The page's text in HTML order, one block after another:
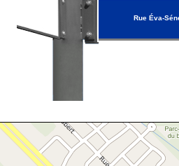
Rue Éva-